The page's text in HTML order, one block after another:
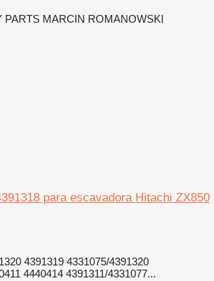
PARTS MARCIN ROMANOWSKI
para escavadora Hitachi ZX850
4391319 4331075/4391320
4440414 4391311/4331077...